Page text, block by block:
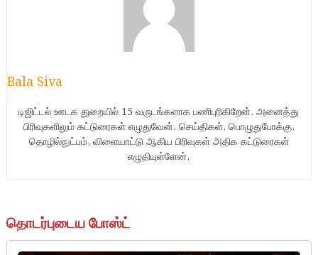
Bala Siva
டிஜிட்டல் ஊடக துறையில் 15 வருடங்களாக பணிபுரிகிறேன். அனைத்து
பிரிவுகளிலும் கட்டுரைகள் எழுதுவேன். செய்திகள், பொழுதுபோக்கு,
தொழில்நுட்பம், விளையாட்டு ஆகிய பிரிவுகள் அதிக கட்டுரைகள்
எழுதியுள்ளேன்.
தொடர்புடைய போஸ்ட்